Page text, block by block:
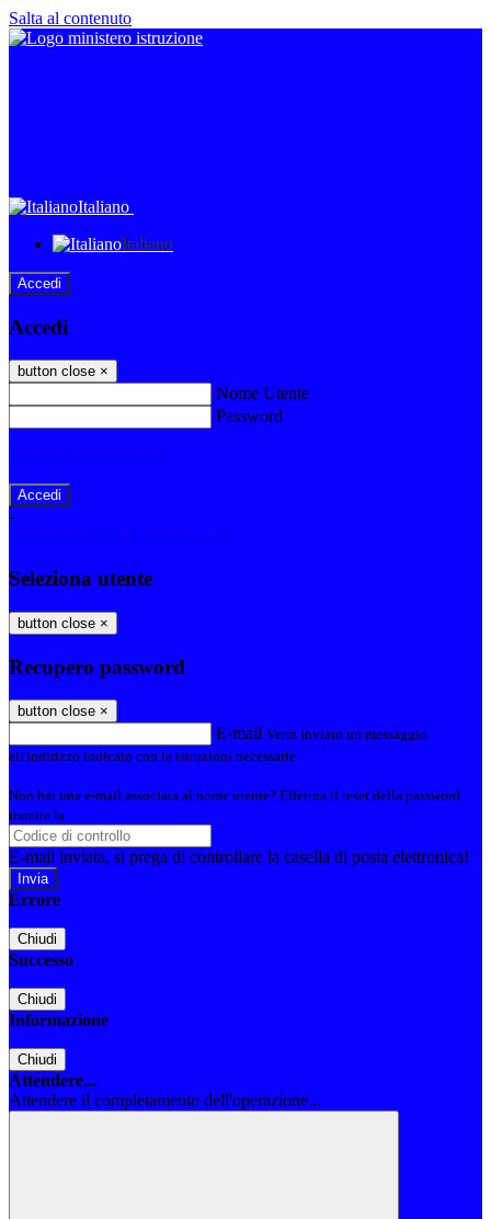
Salta al contenuto
Italiano
Italiano
Accedi
Accedi
button close ×
Nome Utente
Password
-
Seleziona utente
button close ×
Recupero password
button close ×
E-mail Verrà inviato un messaggio
all'indirizzo indicato con le istruzioni necessarie.
Non hai una e-mail associata al nome utente? Effettua il reset della password
tramite la
E-mail inviata, si prega di controllare la casella di posta elettronica!
Errore
Chiudi
Successo
Chiudi
Informazione
Chiudi
Attendere...
Attendere il completamento dell'operazione...